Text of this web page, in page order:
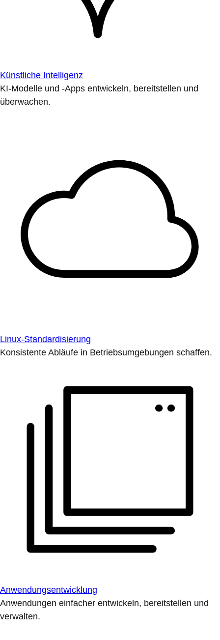
Künstliche Intelligenz
KI-Modelle und -Apps entwickeln, bereitstellen und
überwachen.
Linux-Standardisierung
Konsistente Abläufe in Betriebsumgebungen schaffen.
Anwendungsentwicklung
Anwendungen einfacher entwickeln, bereitstellen und
verwalten.